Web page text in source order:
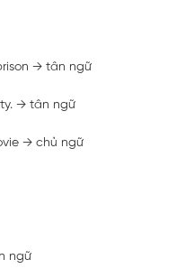
→ tân ngữ
→ tân ngữ
→ chủ ngữ
ngữ